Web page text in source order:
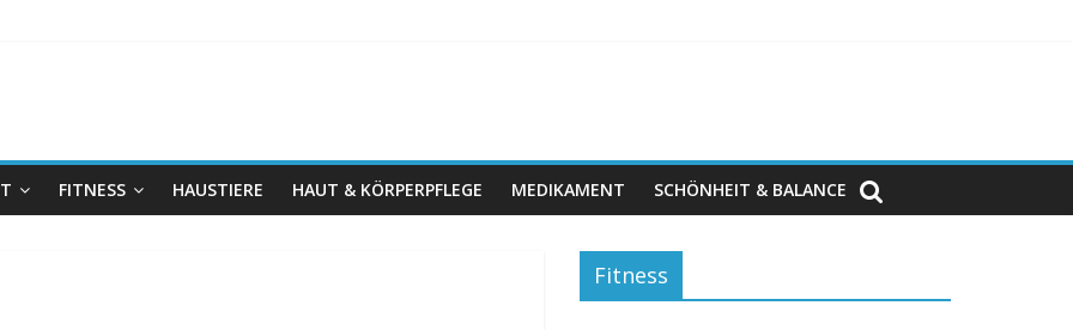
FITNESS HAUSTIERE HAUT & KÖRPERPFLEGE MEDIKAMENT SCHÖNHEIT & BALANCE
Fitness